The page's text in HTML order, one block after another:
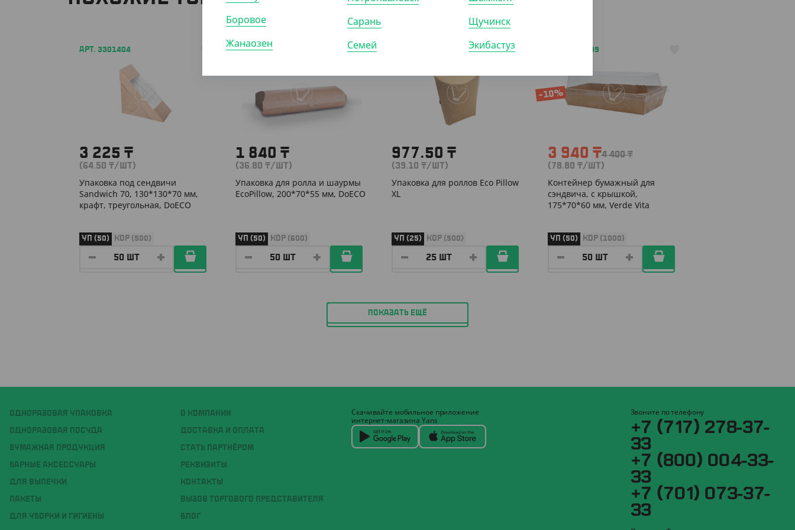
АРТ. 3301404
3 225 ₸
(64.50 ₸/ШТ)
Упаковка под сендвичи
Sandwich 70, 130*130*70 мм,
крафт, треугольная, DoECO
УП (50) КОР (500)
АРТ. 3303903
1 840 ₸
(36.80 ₸/ШТ)
Упаковка для ролла и шаурмы
EcoPillow, 200*70*55 мм, DoECO
УП (50) КОР (600)
977.50 ₸
(39.10 ₸/ШТ)
Упаковка для роллов Eco Pillow
XL
УП (25) КОР (500)
АРТ. 3302909
-10%
3 940 ₸4 400₸
(78.80 ₸/ШТ)
Контейнер бумажный для
сэндвича, с крышкой,
175*70*60 мм, Verde Vita
УП (50) КОР (1000)
ПОКАЗАТЬ ЕЩЁ
ОДНОРАЗОВАЯ УПАКОВКА
ОДНОРАЗОВАЯ ПОСУДА
БУМАЖНАЯ ПРОДУКЦИЯ
БАРНЫЕ АКСЕССУАРЫ
ДЛЯ ВЫПЕЧКИ
ПАКЕТЫ
ДЛЯ УБОРКИ И ГИГИЕНЫ
О КОМПАНИИ
ДОСТАВКА И ОПЛАТА
СТАТЬ ПАРТНЁРОМ
РЕКВИЗИТЫ
КОНТАКТЫ
ВЫЗОВ ТОРГОВОГО ПРЕДСТАВИТЕЛЯ
БЛОГ
Скачивайте мобильное приложение
интернет-магазина Yans
Звоните по телефону
+7 (717) 278-37-
33
+7 (800) 004-33-
33
+7 (701) 073-37-
33
Боровое
Жанаозен
Сарань
Семей
Щучинск
Экибастуз